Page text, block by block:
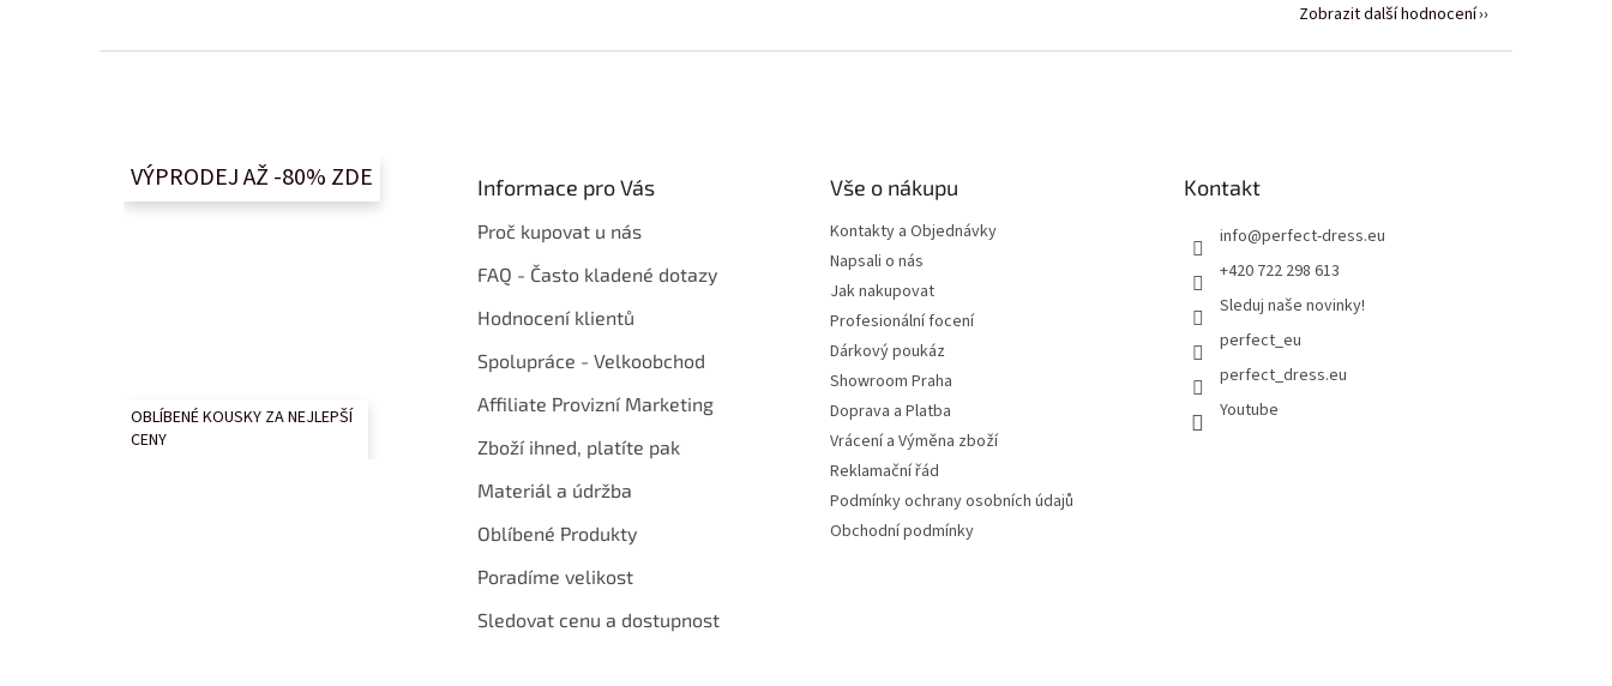
Zobrazit další hodnocení
VÝPRODEJ AŽ -80% ZDE
OBLÍBENÉ KOUSKY ZA NEJLEPŠÍ
CENY
Informace pro Vás
Proč kupovat u nás
FAQ - Často kladené dotazy
Hodnocení klientů
Spolupráce - Velkoobchod
Affiliate Provizní Marketing
Zboží ihned, platíte pak
Materiál a údržba
Oblíbené Produkty
Poradíme velikost
Sledovat cenu a dostupnost
Vše o nákupu
Kontakty a Objednávky
Napsali o nás
Jak nakupovat
Profesionální focení
Dárkový poukáz
Showroom Praha
Doprava a Platba
Vrácení a Výměna zboží
Reklamační řád
Podmínky ochrany osobních údajů
Obchodní podmínky
Kontakt
info@perfect-dress.eu
+420 722 298 613
Sleduj naše novinky!
perfect_eu
perfect_dress.eu
Youtube